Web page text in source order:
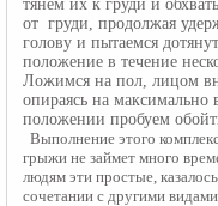
тянем их к груди и
от груди, продолжая
голову и пытаемся
положение в течение
Ложимся на пол, лицом
опираясь на
положении пробуем
Выполнение этого
грыжи не займет много
людям эти простые,
сочетании с другими